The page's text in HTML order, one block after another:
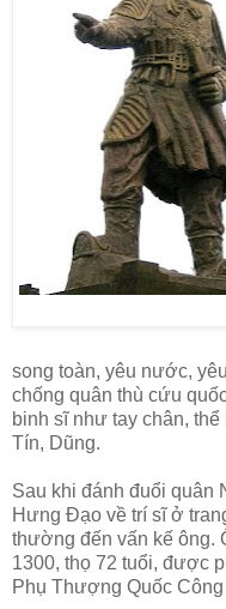
song toàn, yêu nước,
chống quân thù cứu
binh sĩ như tay chân,
Tín, Dũng.
Sau khi đánh đuổi quân
Hưng Đạo về trí sĩ ở
thường đến vấn kế ông.
1300, thọ 72 tuổi, được
Phụ Thượng Quốc